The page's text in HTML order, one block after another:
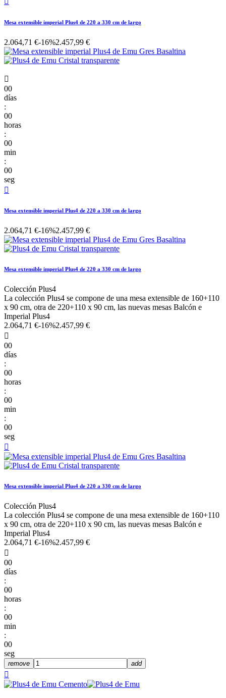
Mesa extensible imperial Plus4 de 220 a 330 cm de largo
2.064,71 €-16%2.457,99 €

00
días
:
00
horas
:
00
min
:
00
seg

Mesa extensible imperial Plus4 de 220 a 330 cm de largo
2.064,71 €-16%2.457,99 €
Mesa extensible imperial Plus4 de 220 a 330 cm de largo
Colección Plus4
La colección Plus4 se compone de una mesa extensible de 160+110
x 90 cm, otra de 220+110 x 90 cm, las nuevas mesas Balcón e
Imperial Plus4
2.064,71 €-16%2.457,99 €

00
días
:
00
horas
:
00
min
:
00
seg

Mesa extensible imperial Plus4 de 220 a 330 cm de largo
Colección Plus4
La colección Plus4 se compone de una mesa extensible de 160+110
x 90 cm, otra de 220+110 x 90 cm, las nuevas mesas Balcón e
Imperial Plus4
2.064,71 €-16%2.457,99 €

00
días
:
00
horas
:
00
min
:
00
seg
remove add
